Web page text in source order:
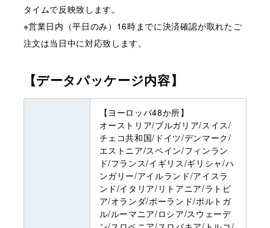
タイムで反映致します。
※営業日内（平日のみ）16時までに決済確認が取れたご
注文は当日中に対応致します。
【データパッケージ内容】
【ヨーロッパ48か所】
オーストリア/ブルガリア/スイス/
チェコ共和国/ドイツ/デンマーク/
エストニア/スペイン/フィンラン
ド/フランス/イギリス/ギリシャ/ハ
ンガリー/アイルランド/アイスラ
ンド/イタリア/リトアニア/ラトビ
ア/オランダ/ポーランド/ポルトガ
ル/ルーマニア/ロシア/スウェーデ